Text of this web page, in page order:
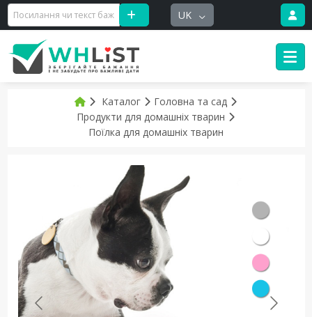
UK
Каталог
Головна та сад
Продукти для домашніх тварин
Поїлка для домашніх тварин